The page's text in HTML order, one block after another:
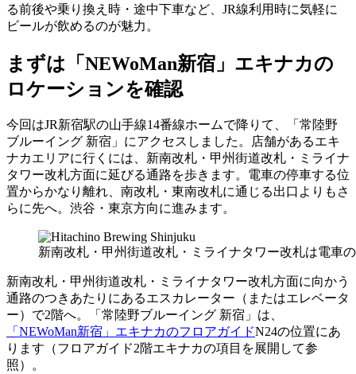
る前後や乗り換え時・途中下車など、JR線利用時に気軽に
ビールが飲めるのが魅力。
まずは「NEWoMan新宿」エキナカの
ロケーションを確認
今回はJR新宿駅の山手線14番線ホームで降りて、「常陸野
ブルーイング 新宿」にアクセスしました。店舗があるエキ
ナカエリアに行くには、新南改札・甲州街道改札・ミライナ
タワー改札方面に延びる通路を歩きます。電車の停車する位
置からかなり離れ、南改札・東南改札に通じる出口よりもさ
らに先へ。渋谷・東京方向に進みます。
新南改札・甲州街道改札・ミライナタワー改札は電車
新南改札・甲州街道改札・ミライナタワー改札方面に向かう
通路のつきあたりにあるエスカレーター（またはエレベータ
ー）で2階へ。「常陸野ブルーイング 新宿」は、
「NEWoMan新宿」エキナカのフロアガイドN24の位置にあ
ります（フロアガイド2階エキナカの項目を展開して参
照）。